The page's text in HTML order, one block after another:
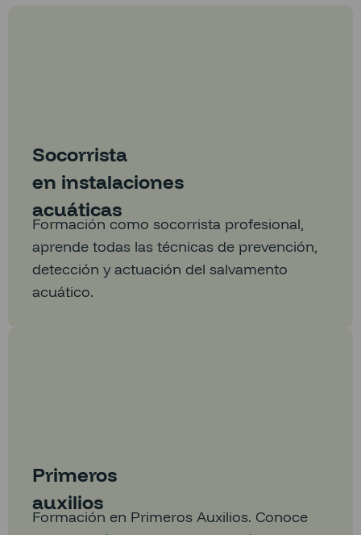
Socorrista
en instalaciones
acuáticas
Formación como socorrista profesional,
aprende todas las técnicas de prevención,
detección y actuación del salvamento
acuático.
Primeros
auxilios
Formación en Primeros Auxilios. Conoce